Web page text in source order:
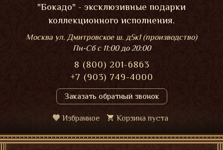
"Бокадо" - эксклюзивные подарки
коллекционного исполнения.
Москва ул. Дмитровское ш. д5к1 (производство)
Пн-Сбс 11:00 до 20:00
8 (800) 201-6863
+7 (903) 749-4000
Заказать обратный звонок
Избранное Корзина пуста